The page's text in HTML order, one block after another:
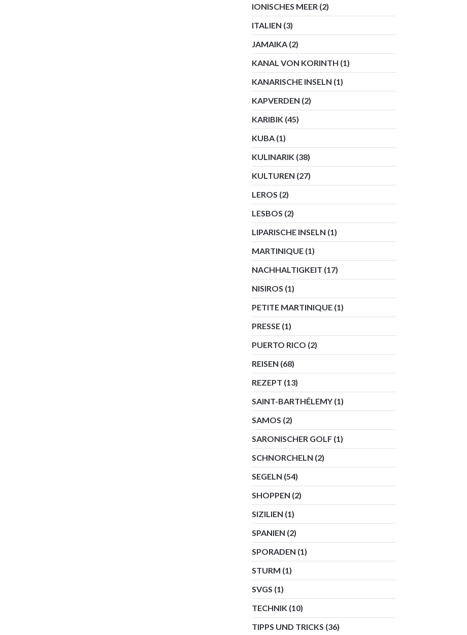
IONISCHES MEER (2)
ITALIEN (3)
JAMAIKA (2)
KANAL VON KORINTH (1)
KANARISCHE INSELN (1)
KAPVERDEN (2)
KARIBIK (45)
KUBA (1)
KULINARIK (38)
KULTUREN (27)
LEROS (2)
LESBOS (2)
LIPARISCHE INSELN (1)
MARTINIQUE (1)
NACHHALTIGKEIT (17)
NISIROS (1)
PETITE MARTINIQUE (1)
PRESSE (1)
PUERTO RICO (2)
REISEN (68)
REZEPT (13)
SAINT-BARTHÉLEMY (1)
SAMOS (2)
SARONISCHER GOLF (1)
SCHNORCHELN (2)
SEGELN (54)
SHOPPEN (2)
SIZILIEN (1)
SPANIEN (2)
SPORADEN (1)
STURM (1)
SVGS (1)
TECHNIK (10)
TIPPS UND TRICKS (36)